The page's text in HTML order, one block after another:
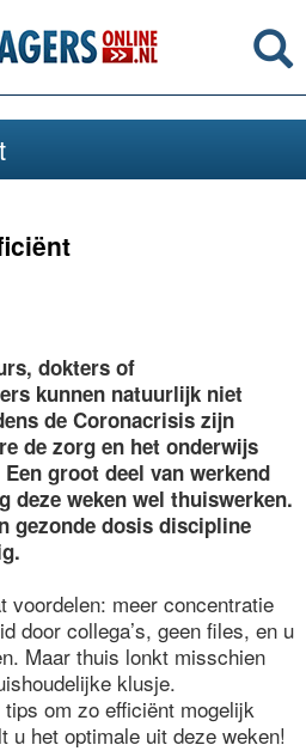
dokters of
kunnen natuurlijk niet
de Coronacrisis zijn
de zorg en het onderwijs
groot deel van werkend
deze weken wel thuiswerken.
gezonde dosis discipline
voordelen: meer concentratie
door collega’s, geen files, en u
Maar thuis lonkt misschien
klusje.
om zo efficiënt mogelijk
u het optimale uit deze weken!